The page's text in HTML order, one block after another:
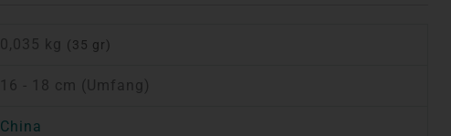
0,035 kg (35 gr)
16 - 18 cm (Umfang)
China